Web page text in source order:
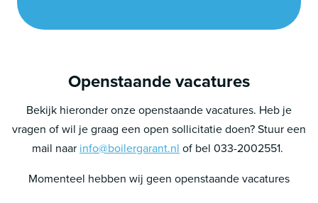
Openstaande vacatures
Bekijk hieronder onze openstaande vacatures. Heb je
vragen of wil je graag een open sollicitatie doen? Stuur een
mail naar info@boilergarant.nl of bel 033-2002551.
Momenteel hebben wij geen openstaande vacatures